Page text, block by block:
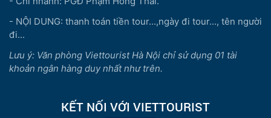
- NỘI DUNG: thanh toán tiền tour...,ngày đi tour..., tên người
đi...
Lưu ý: Văn phòng Viettourist Hà Nội chỉ sử dụng 01 tài
khoản ngân hàng duy nhất như trên.
KẾT NỐI VỚI VIETTOURIST